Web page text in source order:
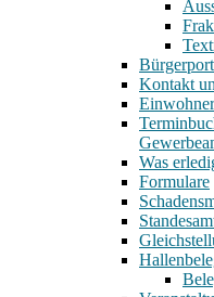
Kontakt
Was
Formulare